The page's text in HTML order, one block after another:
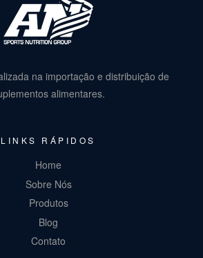
na importação e distribuição de
alimentares.
LINKS RÁPIDOS
Home
Sobre Nós
Produtos
Blog
Contato